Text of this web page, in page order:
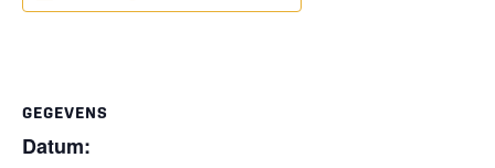
GEGEVENS
Datum: